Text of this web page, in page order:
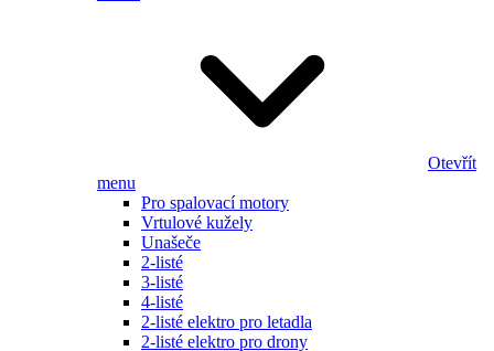
Otevřít
menu
Pro spalovací motory
Vrtulové kužely
Unašeče
2-listé
3-listé
4-listé
2-listé elektro pro letadla
2-listé elektro pro drony